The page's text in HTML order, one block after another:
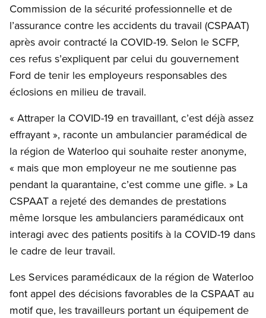
Commission de la sécurité professionnelle et de
l’assurance contre les accidents du travail (CSPAAT)
après avoir contracté la COVID-19. Selon le SCFP,
ces refus s’expliquent par celui du gouvernement
Ford de tenir les employeurs responsables des
éclosions en milieu de travail.
« Attraper la COVID-19 en travaillant, c’est déjà assez
effrayant », raconte un ambulancier paramédical de
la région de Waterloo qui souhaite rester anonyme,
« mais que mon employeur ne me soutienne pas
pendant la quarantaine, c’est comme une gifle. » La
CSPAAT a rejeté des demandes de prestations
même lorsque les ambulanciers paramédicaux ont
interagi avec des patients positifs à la COVID-19 dans
le cadre de leur travail.
Les Services paramédicaux de la région de Waterloo
font appel des décisions favorables de la CSPAAT au
motif que, les travailleurs portant un équipement de